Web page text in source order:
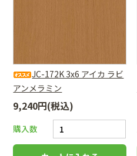
JC-172K 3x6 アイカ ラビ
アンメラミン
9,240円(税込)
購入数